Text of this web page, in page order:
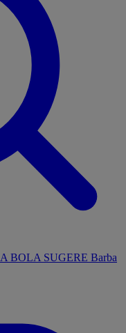
A BOLA SUGERE Barba